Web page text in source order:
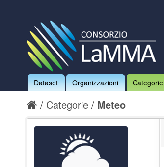
Dataset Organizzazioni Categorie
Categorie Meteo